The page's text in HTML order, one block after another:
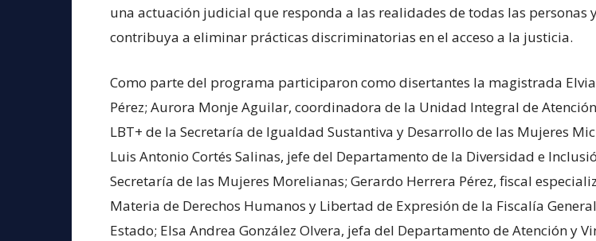
una actuación judicial que responda a las realidades de todas las personas
contribuya a eliminar prácticas discriminatorias en el acceso a la justicia.
Como parte del programa participaron como disertantes la magistrada
Pérez; Aurora Monje Aguilar, coordinadora de la Unidad Integral de
LBT+ de la Secretaría de Igualdad Sustantiva y Desarrollo de las Mujeres
Luis Antonio Cortés Salinas, jefe del Departamento de la Diversidad e
Secretaría de las Mujeres Morelianas; Gerardo Herrera Pérez, fiscal
Materia de Derechos Humanos y Libertad de Expresión de la Fiscalía
Estado; Elsa Andrea González Olvera, jefa del Departamento de Atención y